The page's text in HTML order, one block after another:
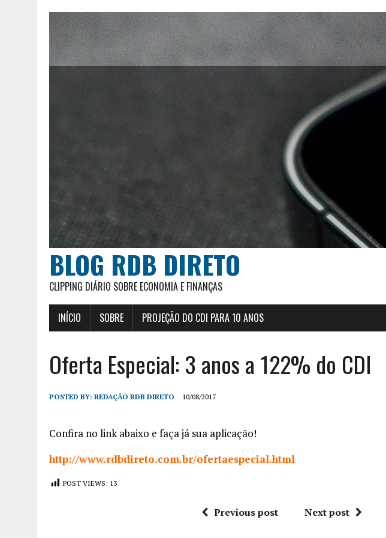
BLOG RDB DIRETO
CLIPPING DIÁRIO SOBRE ECONOMIA E FINANÇAS
INÍCIO SOBRE PROJEÇÃO DO CDI PARA 10 ANOS
Oferta Especial: 3 anos a 122% do CDI
POSTED BY: REDAÇÃO RDB DIRETO 10/08/2017
Confira no link abaixo e faça já sua aplicação!
http://www.rdbdireto.com.br/ofertaespecial.html
POST VIEWS: 13
Previous post Next post